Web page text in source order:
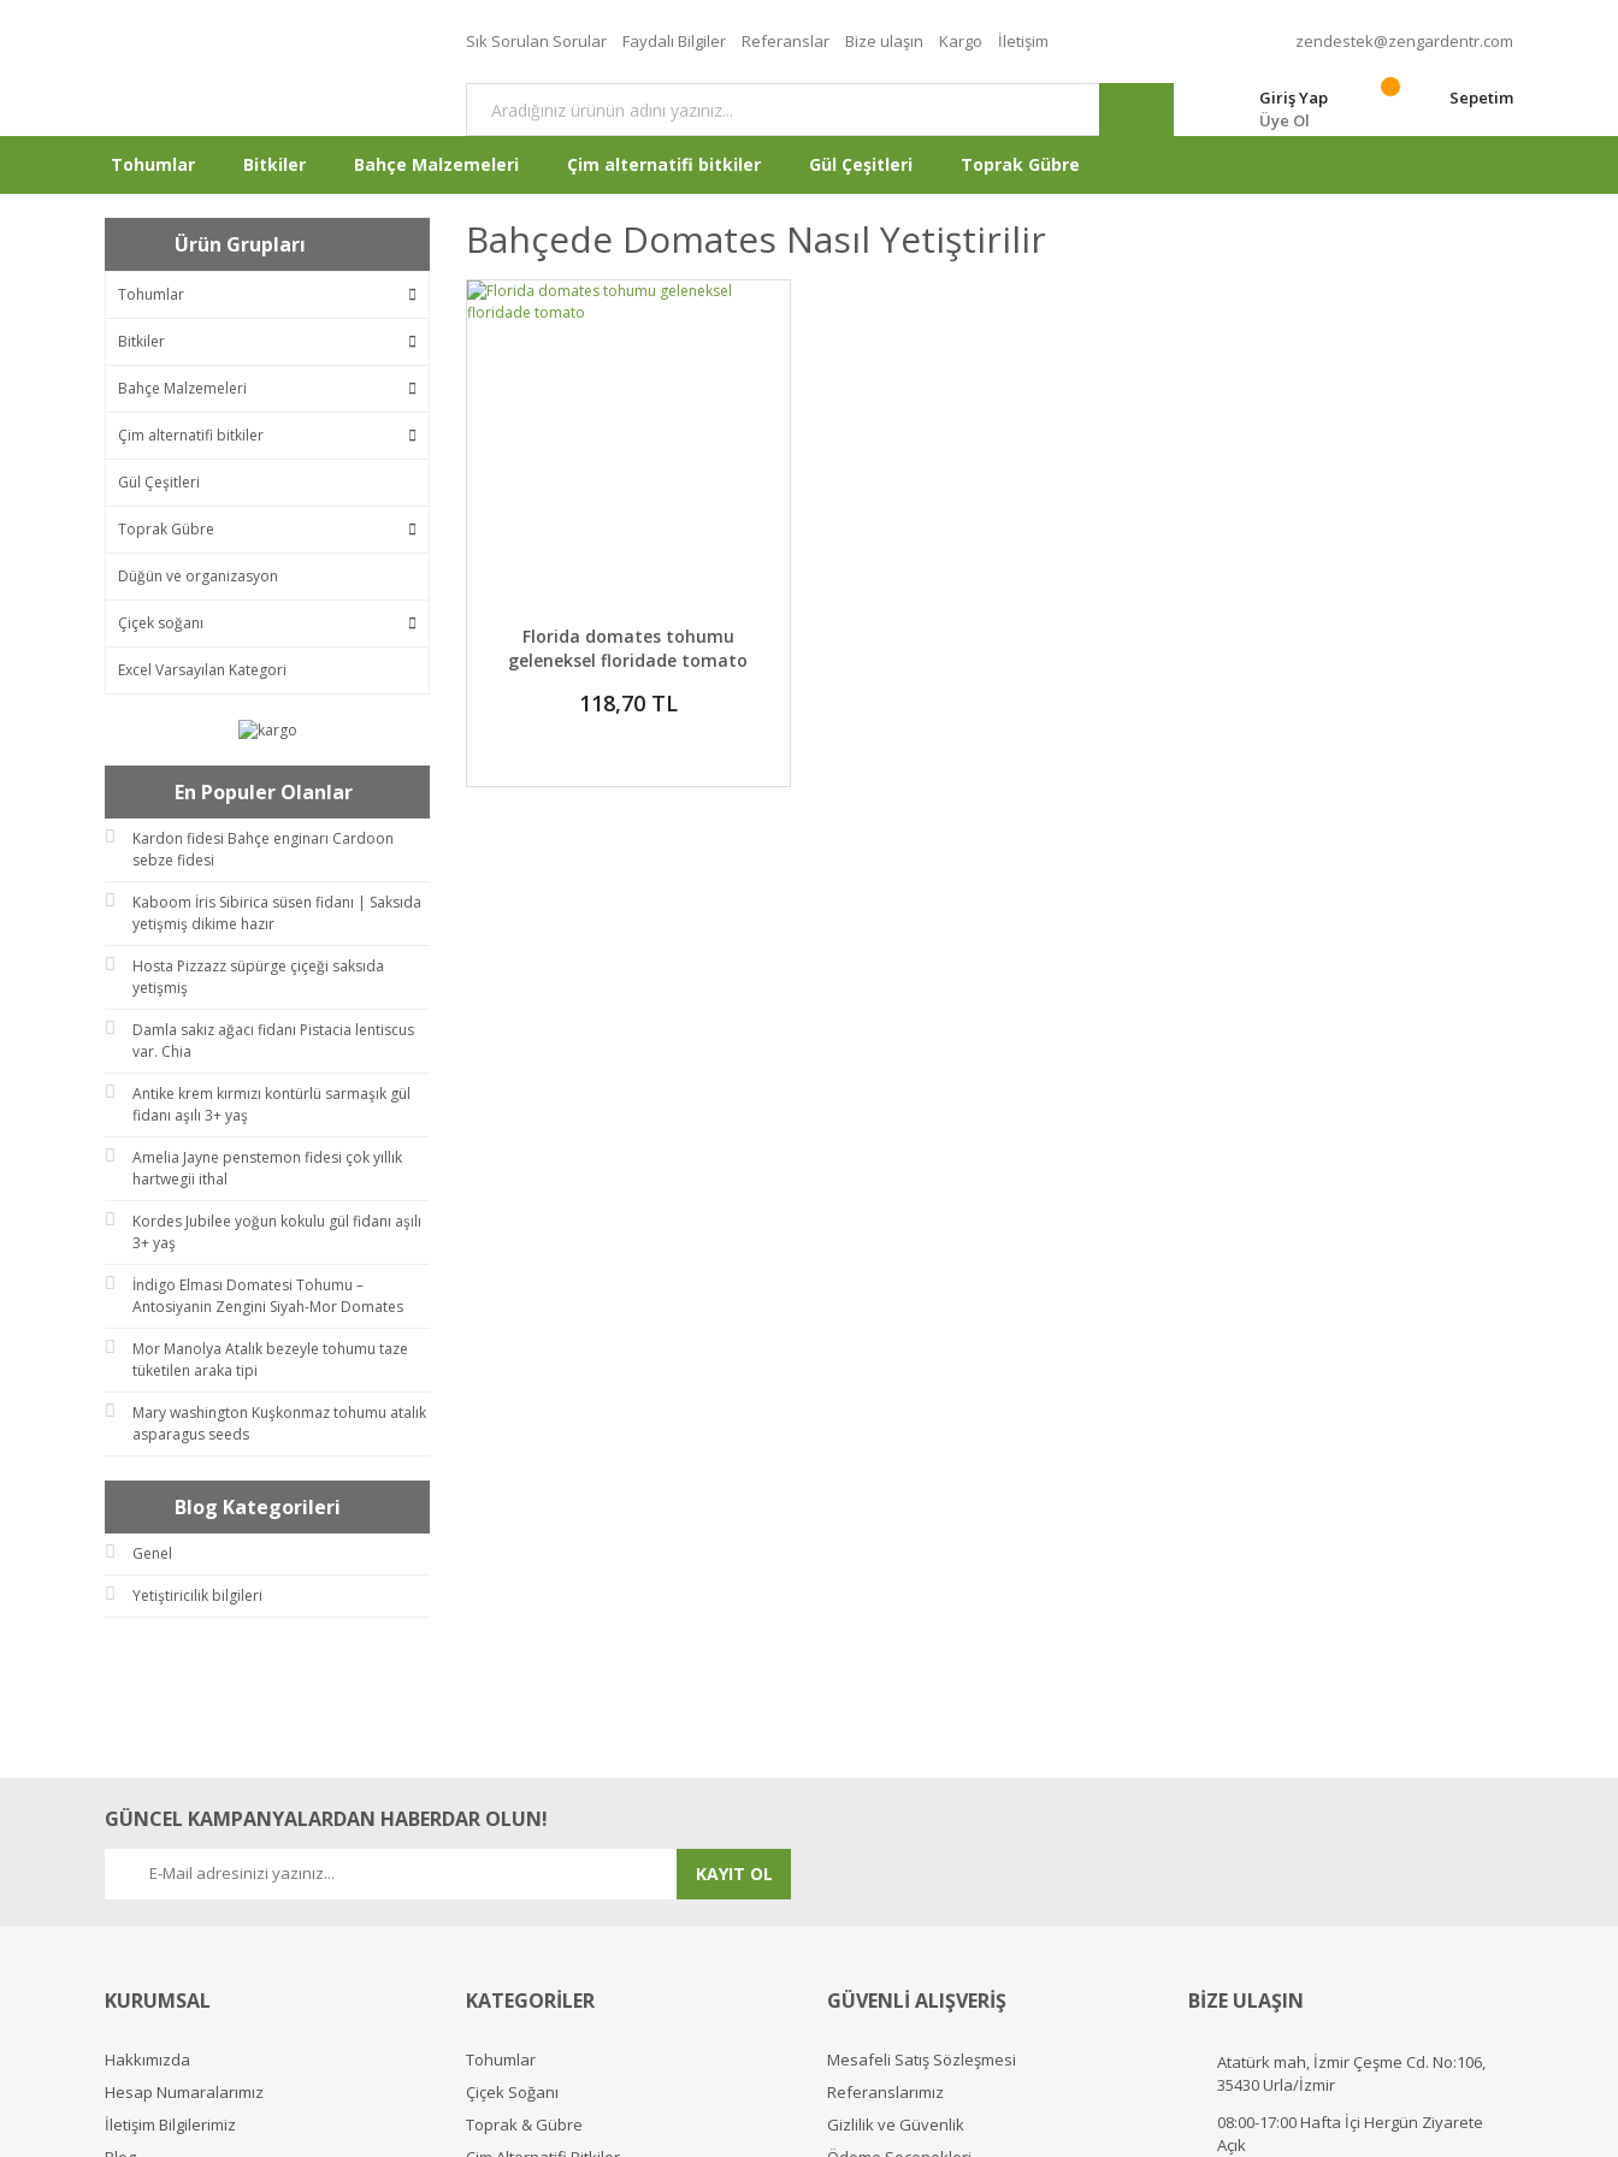
Sık Sorulan Sorular Faydalı Bilgiler Referanslar Bize ulaşın Kargo İletişim zendestek@zengardentr.com
Giriş Yap
Üye Ol
Sepetim
Tohumlar Bitkiler Bahçe Malzemeleri Çim alternatifi bitkiler Gül Çeşitleri Toprak Gübre
Ürün Grupları
Tohumlar
Bitkiler
Bahçe Malzemeleri
Çim alternatifi bitkiler
Gül Çeşitleri
Toprak Gübre
Düğün ve organizasyon
Çiçek soğanı
Excel Varsayılan Kategori
En Populer Olanlar
Kardon fidesi Bahçe enginarı Cardoon
sebze fidesi
Kaboom İris Sibirica süsen fidanı | Saksıda
yetişmiş dikime hazır
Hosta Pizzazz süpürge çiçeği saksıda
yetişmiş
Damla sakız ağacı fidanı Pistacia lentiscus
var. Chia
Antike krem kırmızı kontürlü sarmaşık gül
fidanı aşılı 3+ yaş
Amelia Jayne penstemon fidesi çok yıllık
hartwegii ithal
Kordes Jubilee yoğun kokulu gül fidanı aşılı
3+ yaş
İndigo Elması Domatesi Tohumu –
Antosiyanin Zengini Siyah-Mor Domates
Mor Manolya Atalık bezeyle tohumu taze
tüketilen araka tipi
Mary washington Kuşkonmaz tohumu atalık
asparagus seeds
Blog Kategorileri
Genel
Yetiştiricilik bilgileri
Bahçede Domates Nasıl Yetiştirilir
DETAYLAR SEPETE EKLE
Florida domates tohumu
geleneksel floridade tomato
118,70 TL
GÜNCEL KAMPANYALARDAN HABERDAR OLUN!
KAYIT OL
KURUMSAL
Hakkımızda
Hesap Numaralarımız
İletişim Bilgilerimiz
KATEGORİLER
Tohumlar
Çiçek Soğanı
Toprak & Gübre
GÜVENLİ ALIŞVERİŞ
Mesafeli Satış Sözleşmesi
Referanslarımız
Gizlilik ve Güvenlik
BİZE ULAŞIN
Atatürk mah, İzmir Çeşme Cd. No:106,
35430 Urla/İzmir
08:00-17:00 Hafta İçi Hergün Ziyarete
Açık